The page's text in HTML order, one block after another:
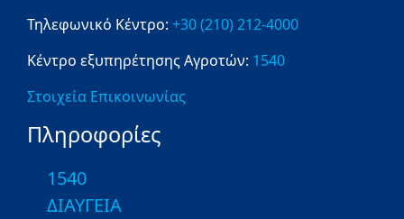
Τηλεφωνικό Κέντρο: +30 (210) 212-4000
Κέντρο εξυπηρέτησης Αγροτών: 1540
Στοιχεία Επικοινωνίας
Πληροφορίες
1540
ΔΙΑΥΓΕΙΑ